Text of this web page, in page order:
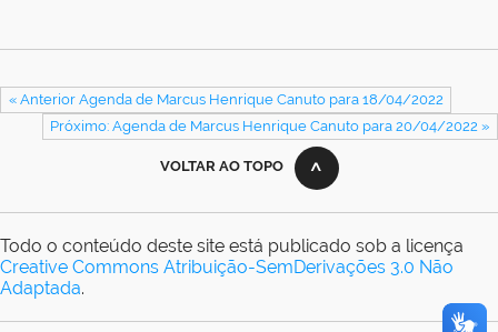
« Anterior Agenda de Marcus Henrique Canuto para 18/04/2022
Próximo: Agenda de Marcus Henrique Canuto para 20/04/2022 »
VOLTAR AO TOPO
Todo o conteúdo deste site está publicado sob a licença
Creative Commons Atribuição-SemDerivações 3.0 Não
Adaptada.